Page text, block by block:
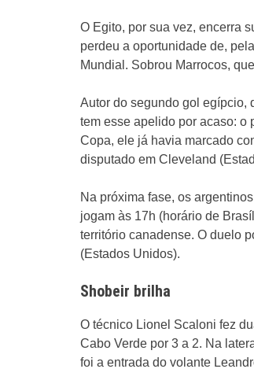
O Egito, por sua vez, encerra
perdeu a oportunidade de,
Mundial. Sobrou Marrocos,
Autor do segundo gol egípcio,
tem esse apelido por acaso: o
Copa, ele já havia marcado
disputado em Cleveland
Na próxima fase, os
jogam às 17h (horário de
território canadense. O duelo
(Estados Unidos).
Shobeir brilha
O técnico Lionel Scaloni fez
Cabo Verde por 3 a 2. Na
foi a entrada do volante